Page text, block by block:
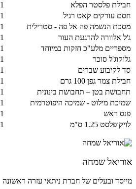
חבילת פלסטר הפלא
1
חסם עורקים קאט רגיל
1
מסכת הנשמה פה אל פה - סטרילית
1
ג'ל אלוורה להרגעת העור
1
מספריים מלע"כ חזקות במיוחד
1
גלוקוג'ל סוכר
1
סד לקיבוע שברים
1
חבילת צמר גפן 100 גרם
1
תחבושת בטן – תחבושת בינונית
1
שמיכת מילוט - שמיכה היפוטרמית
1
פנס ראש
1
לויקופלסט 1.25 ס"מ
1
אוריאל שמחה
מייסד ובעלים של חברת ניתאי עזרה ראשונה